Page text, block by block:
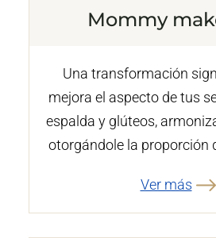
Mommy
Una transformación
mejora el aspecto de tus
espalda y glúteos,
otorgándole la proporción
Ver más